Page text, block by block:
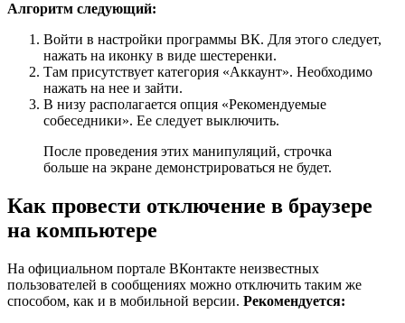
Алгоритм следующий:
Войти в настройки программы ВК. Для этого следует,
нажать на иконку в виде шестеренки.
Там присутствует категория «Аккаунт». Необходимо
нажать на нее и зайти.
В низу располагается опция «Рекомендуемые
собеседники». Ее следует выключить.
После проведения этих манипуляций, строчка
больше на экране демонстрироваться не будет.
Как провести отключение в браузере
на компьютере
На официальном портале ВКонтакте неизвестных
пользователей в сообщениях можно отключить таким же
способом, как и в мобильной версии. Рекомендуется: